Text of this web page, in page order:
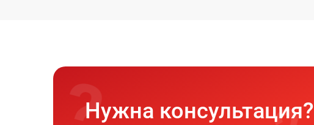
Нужна консультация?